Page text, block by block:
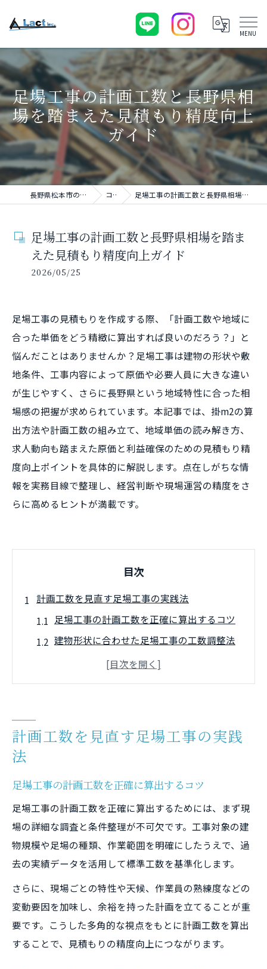
足場工事の計画工数と長野県相
場を踏まえた見積もり精度向上
ガイド
長野県松本市の足場工事ならLact コラム 足場工事の計画工数と長野県相場を踏まえた見積もり精度向上ガイド
足場工事の計画工数と長野県相場を踏ま
えた見積もり精度向上ガイド
2026/05/25
足場工事の見積もりを作成する際、「計画工数や地域に
合った単価をどう精緻に算出すれば良いのだろう？」と
悩んだことはありませんか？足場工事は建物の形状や敷
地条件、工事内容によって原価や必要人員に大きな違い
が生じやすく、さらに長野県という地域特性に合った相
場感の把握が求められています。本記事では、掛m2の算
出方法や計画工数の組み立て、地域単価の読み解き方、
求人動向も踏まえた原価と利益確保のための見積もり精
度向上ポイントを具体的に解説します。点在しがちな情
報を実務目線で整理し、経営判断や現場運営の精度をさ
らに高めるヒントが満載です。
目次
計画工数を見直す足場工事の実践法
足場工事の計画工数を正確に算出するコツ
建物形状に合わせた足場工事の工数調整法
現場条件別に見る足場工事計画工数の工夫
工事原価を左右する足場工事計画工数の見
長野県の単価で考える足場工事原価管理
足場工事の原価管理に役立つ長野県単価の
ポイント
公共工事単価公表と足場工事原価管理の実
計画工数を見直す足場工事の実践
法
足場工事の計画工数を正確に算出するコツ
足場工事の計画工数を正確に算出するためには、まず現
場の詳細な調査と条件整理が不可欠です。工事対象の建
物規模や足場の種類、作業範囲を明確にしたうえで、過
去の実績データを活用して標準工数を基準化します。
さらに、現場ごとの特性や天候、作業員の熟練度などの
変動要因を加味し、余裕を持った計画を立てることが重
要です。こうした多角的な視点をもとに計画工数を算出
することで、見積もりの精度向上につながります。